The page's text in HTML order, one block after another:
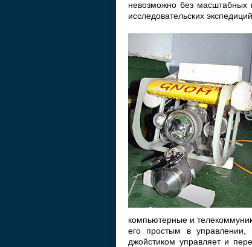
невозможно без масштабных
исследовательских
компьютерные и
его простым в управлении,
джойстиком управляет и